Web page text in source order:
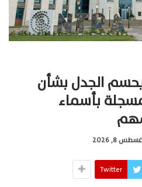
يحسم الجدل بشأن
بأسماء
8, 2026
Twitter